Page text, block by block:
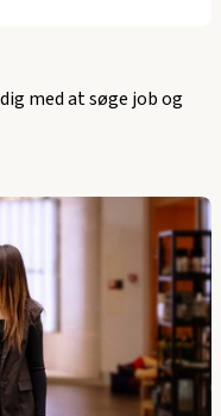
med at søge job og